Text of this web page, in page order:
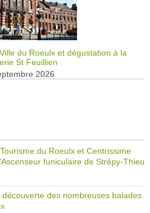
du Roeulx et dégustation à la
St Feuillien
2026
du Roeulx et Centrissime
funiculaire de Strépy-Thieu
des nombreuses balades